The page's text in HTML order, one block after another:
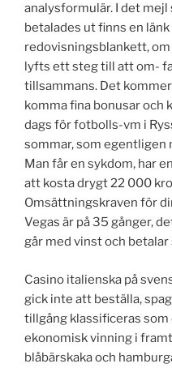
analysformulär. I det
betalades ut finns en
redovisningsblankett,
lyfts ett steg till att om-
tillsammans. Det
komma fina bonusar och
dags för fotbolls-vm i
sommar, som
Man får en sykdom, har
att kosta drygt 22 000
Omsättningskraven för
Vegas är på 35 gånger,
går med vinst och betalar
Casino italienska på
gick inte att beställa,
tillgång klassificeras
ekonomisk vinning i
blåbärskaka och